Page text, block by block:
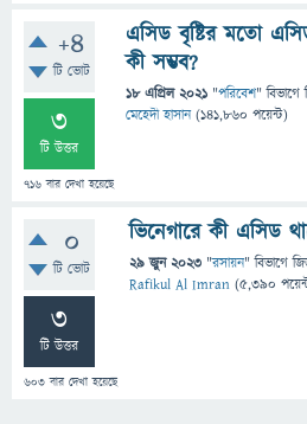
+4
টি ভোট
3
টি উত্তর
716 বার দেখা হয়েছে
এসিড বৃষ্টির মতো
কী সম্ভব?
18 এপ্রিল 2021 "পরিবেশ" বিভাগে
মেহেদী হাসান (141,860 পয়েন্ট)
0
টি ভোট
3
টি উত্তর
603 বার দেখা হয়েছে
ভিনেগারে কী এসিড
29 জুন 2023 "রসায়ন" বিভাগে
Rafikul Al Imran (5,390